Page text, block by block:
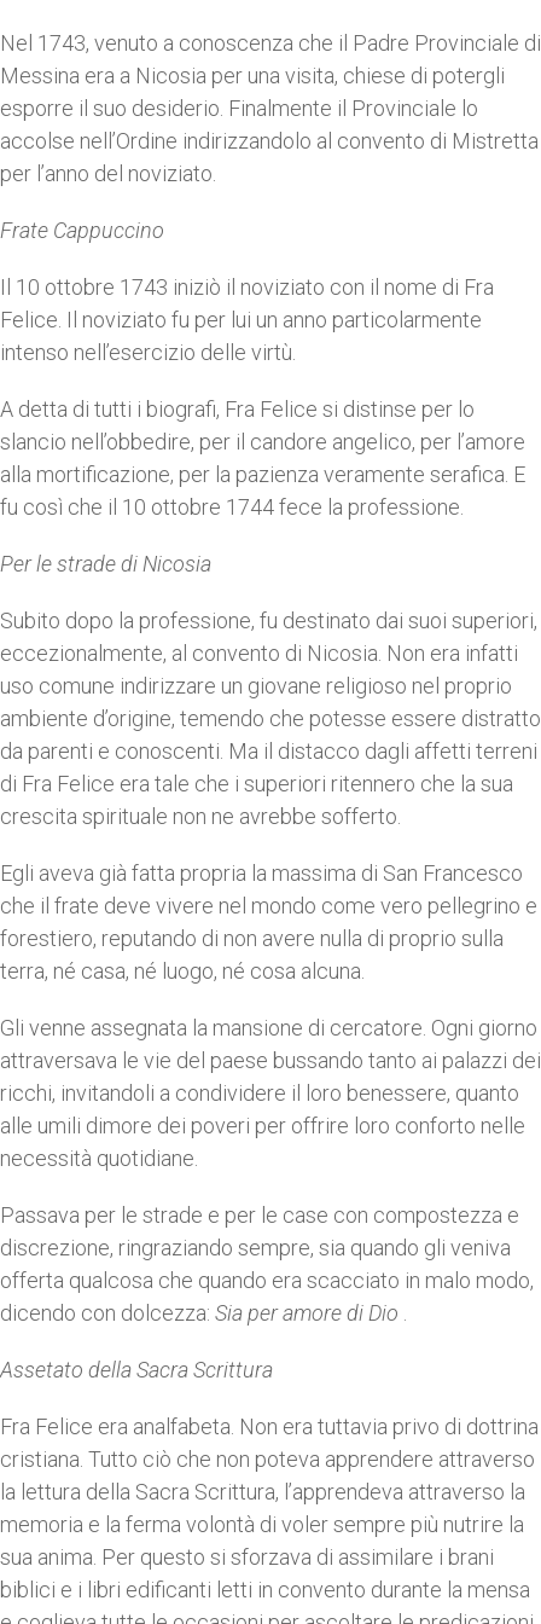
Nel 1743, venuto a conoscenza che il Padre Provinciale di
Messina era a Nicosia per una visita, chiese di potergli
esporre il suo desiderio. Finalmente il Provinciale lo
accolse nell’Ordine indirizzandolo al convento di Mistretta
per l’anno del noviziato.
Frate Cappuccino
Il 10 ottobre 1743 iniziò il noviziato con il nome di Fra
Felice. Il noviziato fu per lui un anno particolarmente
intenso nell’esercizio delle virtù.
A detta di tutti i biografi, Fra Felice si distinse per lo
slancio nell’obbedire, per il candore angelico, per l’amore
alla mortificazione, per la pazienza veramente serafica. E
fu così che il 10 ottobre 1744 fece la professione.
Per le strade di Nicosia
Subito dopo la professione, fu destinato dai suoi superiori,
eccezionalmente, al convento di Nicosia. Non era infatti
uso comune indirizzare un giovane religioso nel proprio
ambiente d’origine, temendo che potesse essere distratto
da parenti e conoscenti. Ma il distacco dagli affetti terreni
di Fra Felice era tale che i superiori ritennero che la sua
crescita spirituale non ne avrebbe sofferto.
Egli aveva già fatta propria la massima di San Francesco
che il frate deve vivere nel mondo come vero pellegrino e
forestiero, reputando di non avere nulla di proprio sulla
terra, né casa, né luogo, né cosa alcuna.
Gli venne assegnata la mansione di cercatore. Ogni giorno
attraversava le vie del paese bussando tanto ai palazzi dei
ricchi, invitandoli a condividere il loro benessere, quanto
alle umili dimore dei poveri per offrire loro conforto nelle
necessità quotidiane.
Passava per le strade e per le case con compostezza e
discrezione, ringraziando sempre, sia quando gli veniva
offerta qualcosa che quando era scacciato in malo modo,
dicendo con dolcezza: Sia per amore di Dio
Assetato della Sacra Scrittura
Fra Felice era analfabeta. Non era tuttavia privo di dottrina
cristiana. Tutto ciò che non poteva apprendere attraverso
la lettura della Sacra Scrittura, l’apprendeva attraverso la
memoria e la ferma volontà di voler sempre più nutrire la
sua anima. Per questo si sforzava di assimilare i brani
biblici e i libri edificanti letti in convento durante la mensa